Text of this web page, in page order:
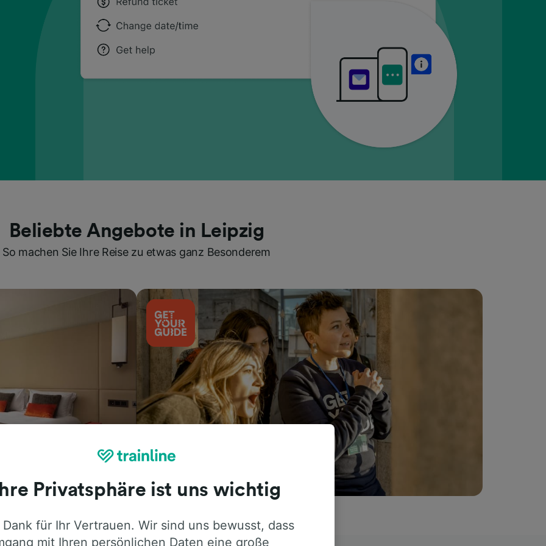
Beliebte Angebote in Leipzig
So machen Sie Ihre Reise zu etwas ganz Besonderem
Ihre Privatsphäre ist uns wichtig
für Ihr Vertrauen. Wir sind uns bewusst, dass
mit Ihren persönlichen Daten eine große